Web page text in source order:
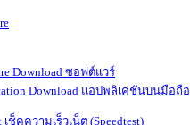
ซอฟต์แวร์
แอปพลิเคชันบนมือถือ
เช็คความเร็วเน็ต (Speedtest)